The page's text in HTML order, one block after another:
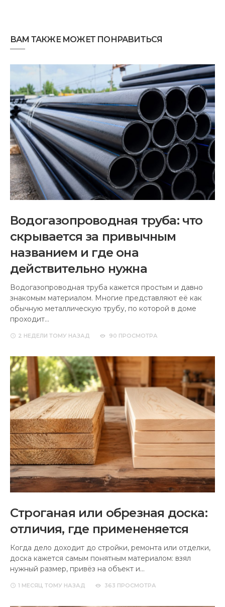
ВАМ ТАКЖЕ МОЖЕТ ПОНРАВИТЬСЯ
Водогазопроводная труба: что
скрывается за привычным
названием и где она
действительно нужна
Водогазопроводная труба кажется простым и давно
знакомым материалом. Многие представляют её как
обычную металлическую трубу, по которой в доме
проходит…
2 НЕДЕЛИ ТОМУ НАЗАД 90 ПРОСМОТРА
Строганая или обрезная доска:
отличия, где примененяется
Когда дело доходит до стройки, ремонта или отделки,
доска кажется самым понятным материалом: взял
нужный размер, привёз на объект и…
1 МЕСЯЦ ТОМУ НАЗАД 363 ПРОСМОТРА